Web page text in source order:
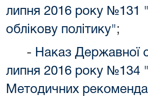
липня 2016 року №131
облікову політику";
- Наказ Державної
липня 2016 року №134
Методичних